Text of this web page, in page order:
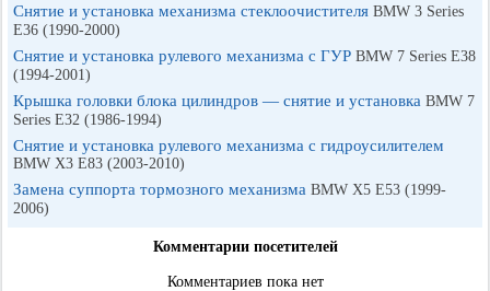
Снятие и установка механизма стеклоочистителя BMW 3 Series
E36 (1990-2000)
Снятие и установка рулевого механизма с ГУР BMW 7 Series E38
(1994-2001)
Крышка головки блока цилиндров — снятие и установка BMW 7
Series E32 (1986-1994)
Снятие и установка рулевого механизма с гидроусилителем
BMW X3 E83 (2003-2010)
Замена суппорта тормозного механизма BMW X5 E53 (1999-
2006)
Комментарии посетителей
Комментариев пока нет